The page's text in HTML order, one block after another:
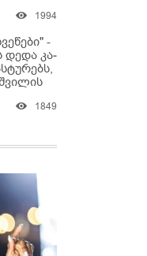
1994
-
დედა კა­
1849